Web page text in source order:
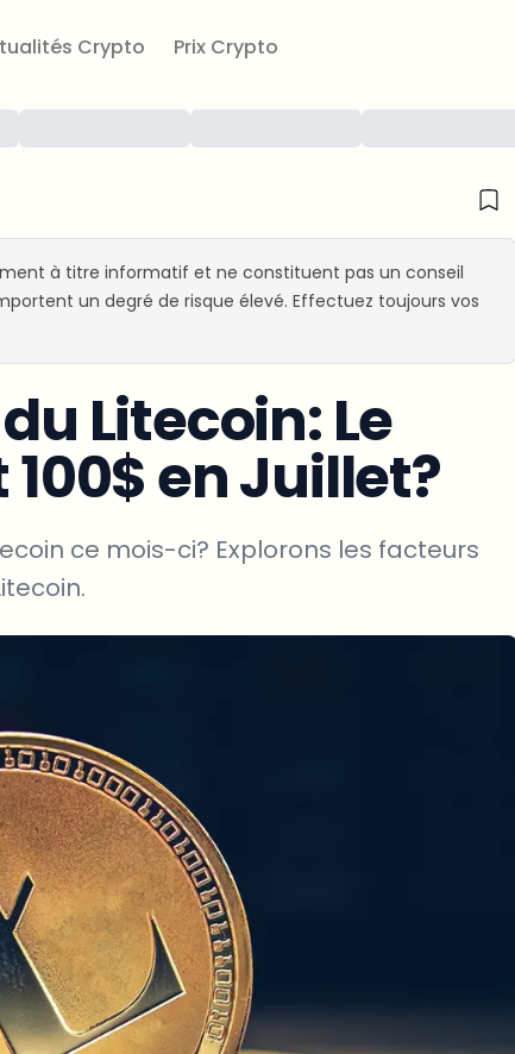
Crypto Prix Crypto
à titre informatif et ne constituent pas un conseil
un degré de risque élevé. Effectuez toujours vos
Litecoin: Le
en Juillet?
ce mois-ci? Explorons les facteurs